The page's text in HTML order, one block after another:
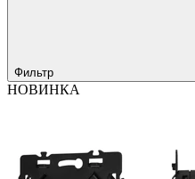
Фильтр
НОВИНКА